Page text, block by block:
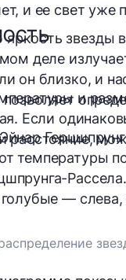
и ее свет
звезды
деле
он близко, и
и
Если
расстояние,
температуры
—